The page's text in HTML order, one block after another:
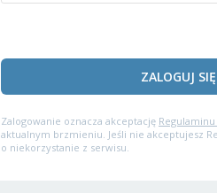
ZALOGUJ SIĘ
Zalogowanie oznacza akceptację
aktualnym brzmieniu. Jeśli nie akceptujesz
o niekorzystanie z serwisu.